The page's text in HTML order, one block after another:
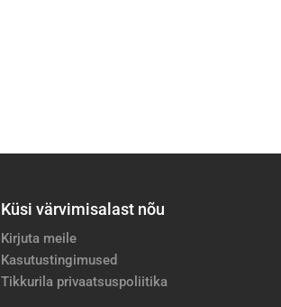
Küsi värvimisalast nõu
Kirjuta meile
Kasutustingimused
Tikkurila privaatsuspoliitika